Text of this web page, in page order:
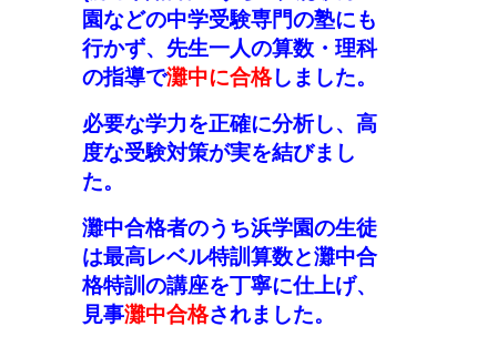
園などの中学受験専門の塾にも
行かず、 先生一人の算数・理科
の指導で灘中に合格しました。
必要な学力を正確に分析し、高
度な受験対策が実を結びまし
た。
灘中合格者のうち浜学園の生徒
は最高レベル特訓算数と灘中合
格特訓の講座を丁寧に仕上げ、
見事灘中合格されました。